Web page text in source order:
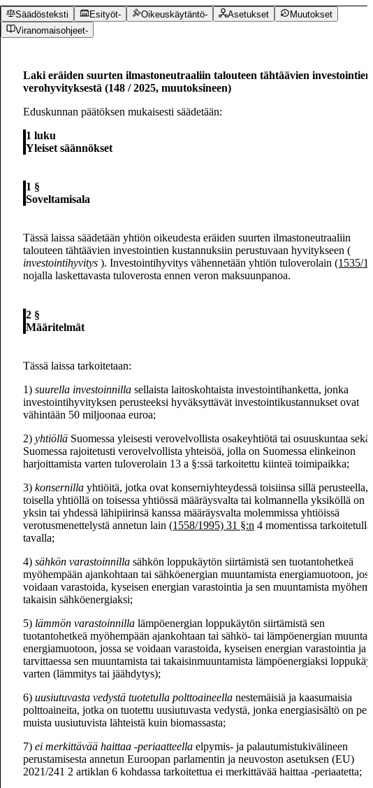
Säädösteksti Esityöt- Oikeuskäytäntö- Asetukset
Muutokset
Viranomaisohjeet-
Laki eräiden suurten ilmastoneutraaliin talouteen tähtäävien investointien
verohyvityksestä (148 /2025, muutoksineen)
Eduskunnan päätöksen mukaisesti säädetään:
1 luku
Yleiset säännökset
1 §
Soveltamisala
Tässä laissa säädetään yhtiön oikeudesta eräiden suurten ilmastoneutraaliin
talouteen tähtäävien investointien kustannuksiin perustuvaan hyvitykseen (
investointihyvitys ). Investointihyvitys vähennetään yhtiön tuloverolain (1535/
nojalla laskettavasta tuloverosta ennen veron maksuunpanoa.
2 §
Määritelmät
Tässä laissa tarkoitetaan:
1) suurella investoinnilla sellaista laitoskohtaista investointihanketta, jonka
investointihyvityksen perusteeksi hyväksyttävät investointikustannukset ovat
vähintään 50 miljoonaa euroa;
2) yhtiöllä Suomessa yleisesti verovelvollista osakeyhtiötä tai osuuskuntaa sekä
Suomessa rajoitetusti verovelvollista yhteisöä, jolla on Suomessa elinkeinon
harjoittamista varten tuloverolain 13 a §:ssä tarkoitettu kiinteä toimipaikka;
3) konsernilla yhtiöitä, jotka ovat konserniyhteydessä toisiinsa sillä perusteella,
toisella yhtiöllä on toisessa yhtiössä määräysvalta tai kolmannella yksiköllä on
yksin tai yhdessä lähipiirinsä kanssa määräysvalta molemmissa yhtiöissä
verotusmenettelystä annetun lain (1558/1995) 31 §:n 4 momentissa tarkoitetulla
tavalla;
4) sähkön varastoinnilla sähkön loppukäytön siirtämistä sen tuotantohetkeä
myöhempään ajankohtaan tai sähköenergian muuntamista energiamuotoon,
voidaan varastoida, kyseisen energian varastointia ja sen muuntamista
takaisin sähköenergiaksi;
5) lämmön varastoinnilla lämpöenergian loppukäytön siirtämistä sen
tuotantohetkeä myöhempään ajankohtaan tai sähkö- tai lämpöenergian
energiamuotoon, jossa se voidaan varastoida, kyseisen energian varastointia ja
tarvittaessa sen muuntamista tai takaisinmuuntamista lämpöenergiaksi
varten (lämmitys tai jäähdytys);
6) uusiutuvasta vedystä tuotetulla polttoaineella nestemäisiä ja kaasumaisia
polttoaineita, jotka on tuotettu uusiutuvasta vedystä, jonka energiasisältö on
muista uusiutuvista lähteistä kuin biomassasta;
7) ei merkittävää haittaa -periaatteella elpymis- ja palautumistukivälineen
perustamisesta annetun Euroopan parlamentin ja neuvoston asetuksen (EU)
2021/241 2 artiklan 6 kohdassa tarkoitettua ei merkittävää haittaa -periaatetta;